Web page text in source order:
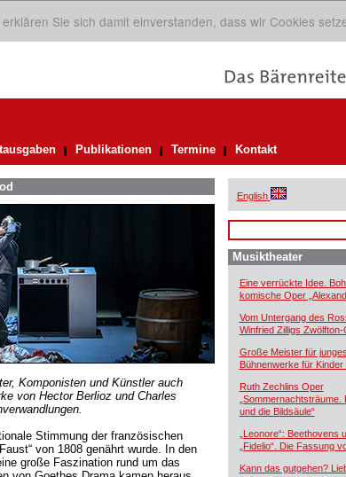
Sie sich damit einverstanden, dass wir Cookies
Publikationen Termine Kontakt
Komponisten und Künstler auch
von Hector Berlioz und Charles
Stimmung der französischen
von 1808 genährt wurde. In den
große Faszination rund um das
English
Musiktheater
Eine verrückte Idee.
komische Oper
Vom Untergang des
Winfried Zilligs Zwölfton-
Große Meister für
Bühnenwerke für
Ruth Zechlins Oper
„Sommernachtsträume.
und die Bildsäule“
„Leonore“: Beethovens
„Fidelio“. Die Fassung
Kann das gutgehen?